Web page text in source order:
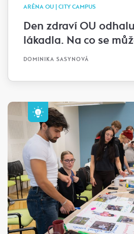
ARÉNA OU | CITY CAMPUS
Den zdraví OU
lákadla. Na co se
DOMINIKA SASYNOVÁ